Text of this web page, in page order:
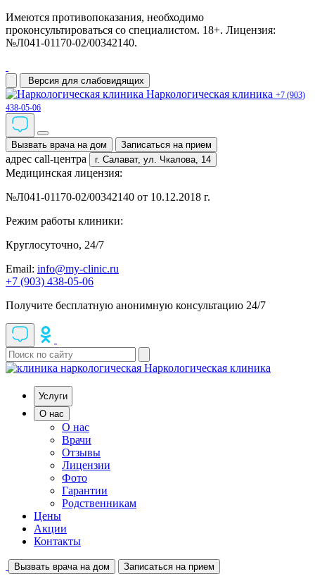
Имеются противопоказания, необходимо
проконсультироваться со специалистом. 18+. Лицензия:
№Л041-01170-02/00342140.
Версия для слабовидящих
Наркологическая клиника +7 (903)
438-05-06
Вызвать врача на дом Записаться на прием
адрес call-центра г. Салават, ул. Чкалова, 14
Медицинская лицензия:
№Л041-01170-02/00342140 от 10.12.2018 г.
Режим работы клиники:
Круглосуточно, 24/7
Email: info@my-clinic.ru
+7 (903) 438-05-06
Получите бесплатную анонимную консультацию 24/7
Наркологическая клиника
Услуги
О нас
О нас
Врачи
Отзывы
Лицензии
Фото
Гарантии
Родственникам
Цены
Акции
Контакты
Вызвать врача на дом Записаться на прием